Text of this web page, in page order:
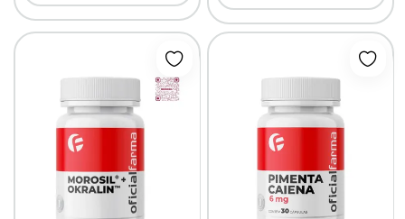
Adicionar à lista de desejos